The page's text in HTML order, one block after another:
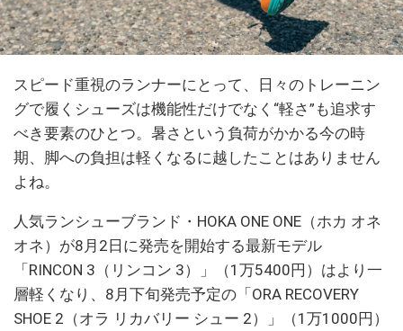
スピード重視のランナーにとって、日々のトレーニン
グで履くシューズは機能性だけでなく“軽さ”も追求す
べき要素のひとつ。暑さという負荷がかかる今の時
期、脚への負担は軽くなるに越したことはありません
よね。
人気ランシューブランド・HOKA ONE ONE（ホカ オネ
オネ）が8月2日に発売を開始する最新モデル
「RINCON 3（リンコン 3）」（1万5400円）はより一
層軽くなり、8月下旬発売予定の「ORA RECOVERY
SHOE 2（オラ リカバリー シュー 2）」（1万1000円）